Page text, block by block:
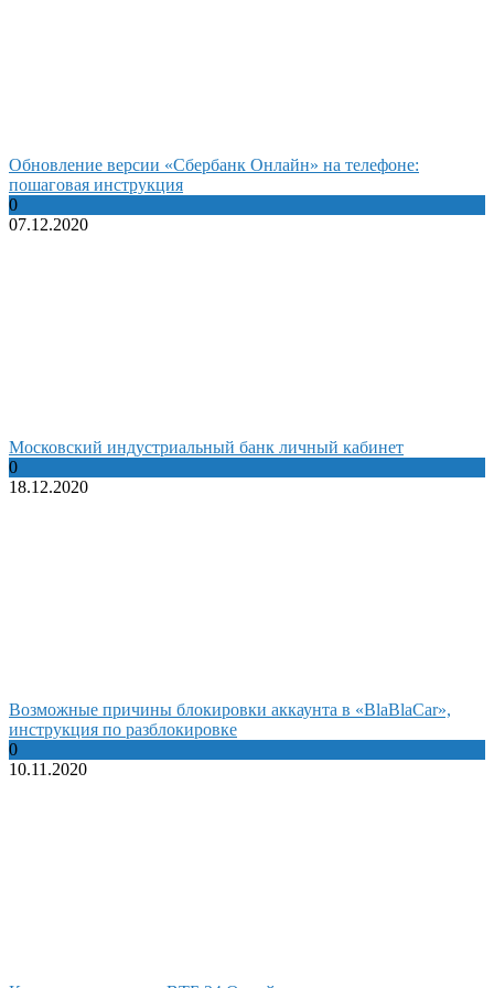
Обновление версии «Сбербанк Онлайн» на телефоне:
пошаговая инструкция
0
07.12.2020
Московский индустриальный банк личный кабинет
0
18.12.2020
Возможные причины блокировки аккаунта в «BlaBlaCar»,
инструкция по разблокировке
0
10.11.2020